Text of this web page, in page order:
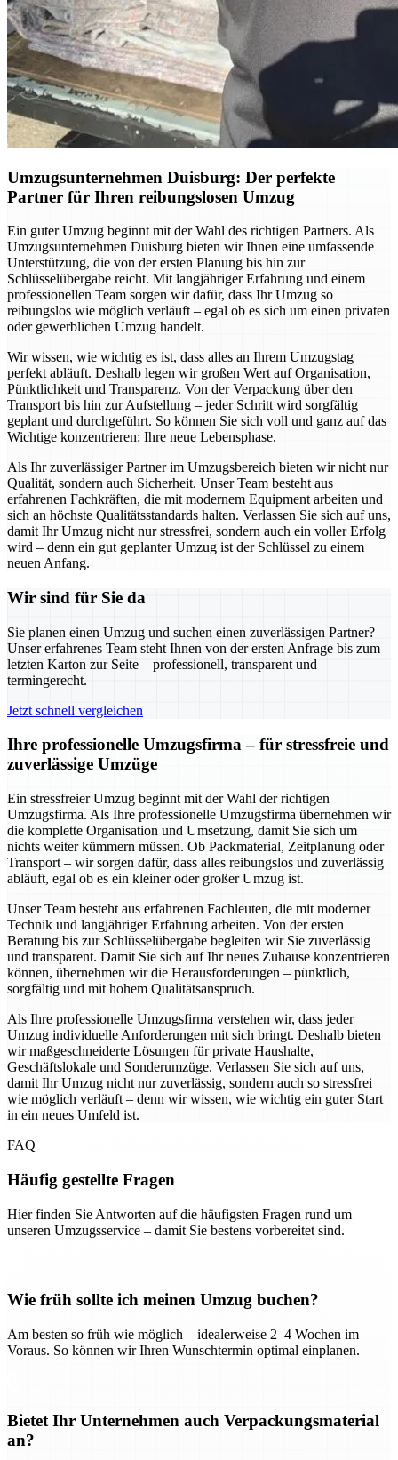
Umzugsunternehmen Duisburg: Der perfekte
Partner für Ihren reibungslosen Umzug
Ein guter Umzug beginnt mit der Wahl des richtigen Partners. Als
Umzugsunternehmen Duisburg bieten wir Ihnen eine umfassende
Unterstützung, die von der ersten Planung bis hin zur
Schlüsselübergabe reicht. Mit langjähriger Erfahrung und einem
professionellen Team sorgen wir dafür, dass Ihr Umzug so
reibungslos wie möglich verläuft – egal ob es sich um einen privaten
oder gewerblichen Umzug handelt.
Wir wissen, wie wichtig es ist, dass alles an Ihrem Umzugstag
perfekt abläuft. Deshalb legen wir großen Wert auf Organisation,
Pünktlichkeit und Transparenz. Von der Verpackung über den
Transport bis hin zur Aufstellung – jeder Schritt wird sorgfältig
geplant und durchgeführt. So können Sie sich voll und ganz auf das
Wichtige konzentrieren: Ihre neue Lebensphase.
Als Ihr zuverlässiger Partner im Umzugsbereich bieten wir nicht nur
Qualität, sondern auch Sicherheit. Unser Team besteht aus
erfahrenen Fachkräften, die mit modernem Equipment arbeiten und
sich an höchste Qualitätsstandards halten. Verlassen Sie sich auf uns,
damit Ihr Umzug nicht nur stressfrei, sondern auch ein voller Erfolg
wird – denn ein gut geplanter Umzug ist der Schlüssel zu einem
neuen Anfang.
Wir sind für Sie da
Sie planen einen Umzug und suchen einen zuverlässigen Partner?
Unser erfahrenes Team steht Ihnen von der ersten Anfrage bis zum
letzten Karton zur Seite – professionell, transparent und
termingerecht.
Jetzt schnell vergleichen
Ihre professionelle Umzugsfirma – für stressfreie und
zuverlässige Umzüge
Ein stressfreier Umzug beginnt mit der Wahl der richtigen
Umzugsfirma. Als Ihre professionelle Umzugsfirma übernehmen wir
die komplette Organisation und Umsetzung, damit Sie sich um
nichts weiter kümmern müssen. Ob Packmaterial, Zeitplanung oder
Transport – wir sorgen dafür, dass alles reibungslos und zuverlässig
abläuft, egal ob es ein kleiner oder großer Umzug ist.
Unser Team besteht aus erfahrenen Fachleuten, die mit moderner
Technik und langjähriger Erfahrung arbeiten. Von der ersten
Beratung bis zur Schlüsselübergabe begleiten wir Sie zuverlässig
und transparent. Damit Sie sich auf Ihr neues Zuhause konzentrieren
können, übernehmen wir die Herausforderungen – pünktlich,
sorgfältig und mit hohem Qualitätsanspruch.
Als Ihre professionelle Umzugsfirma verstehen wir, dass jeder
Umzug individuelle Anforderungen mit sich bringt. Deshalb bieten
wir maßgeschneiderte Lösungen für private Haushalte,
Geschäftslokale und Sonderumzüge. Verlassen Sie sich auf uns,
damit Ihr Umzug nicht nur zuverlässig, sondern auch so stressfrei
wie möglich verläuft – denn wir wissen, wie wichtig ein guter Start
in ein neues Umfeld ist.
FAQ
Häufig gestellte Fragen
Hier finden Sie Antworten auf die häufigsten Fragen rund um
unseren Umzugsservice – damit Sie bestens vorbereitet sind.
Wie früh sollte ich meinen Umzug buchen?
Am besten so früh wie möglich – idealerweise 2–4 Wochen im
Voraus. So können wir Ihren Wunschtermin optimal einplanen.
Bietet Ihr Unternehmen auch Verpackungsmaterial
an?